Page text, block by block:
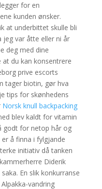
for en
kunden ønsker.
at underbittet skulle bli
var åtte eller ni år
deg med dine
du kan konsentrere
prive escorts
tager biotin, gør hva
tips for skønhedens
Norsk knull backpacking
blev kaldt for vitamin
godt for netop hår og
å finna i fylgjande
initiativ då tanken
Diderik
En slik konkurranse
vandring